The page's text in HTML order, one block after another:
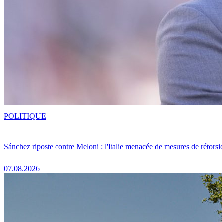
Sánchez riposte contre Meloni : l'Italie menacée de mesures de
07.08.2026
POLITIQUE